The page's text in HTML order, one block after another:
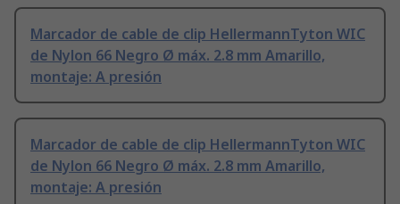
Marcador de cable de clip HellermannTyton WIC
de Nylon 66 Negro Ø máx. 2.8 mm Amarillo,
montaje: A presión
Marcador de cable de clip HellermannTyton WIC
de Nylon 66 Negro Ø máx. 2.8 mm Amarillo,
montaje: A presión